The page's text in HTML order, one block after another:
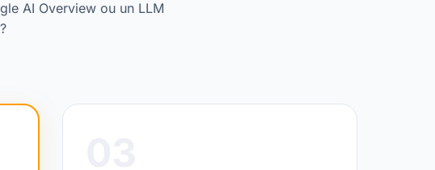
AI Overview ou un LLM